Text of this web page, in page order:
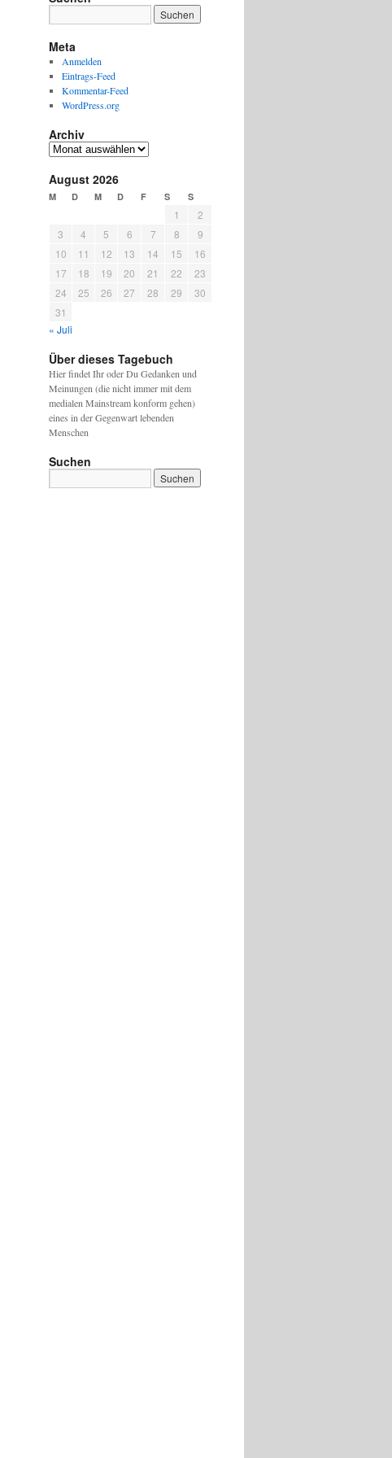
Meta
Anmelden
Eintrags-Feed
Kommentar-Feed
WordPress.org
Archiv
Archiv
August 2026
M D M D F S S
1
2
3
4 5 6 7 8
9
10
11 12 13 14 15
16
17
18 19 20 21 22
23
24
25 26 27 28 29
30
31
« Juli
Über dieses Tagebuch
Hier findet Ihr oder Du Gedanken und
Meinungen (die nicht immer mit dem
medialen Mainstream konform gehen)
eines in der Gegenwart lebenden
Menschen
Suchen